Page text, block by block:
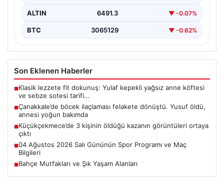
ALTIN 6491.3 ▼ -0.07%
BTC 3065129 ▼ -0.62%
Son Eklenen Haberler
■Klasik lezzete fit dokunuş: Yulaf kepekli yağsız anne köftesi
ve sebze sotesi tarifi…
■Çanakkale’de böcek ilaçlaması felakete dönüştü. Yusuf öldü,
annesi yoğun bakımda
■Küçükçekmece’de 3 kişinin öldüğü kazanın görüntüleri ortaya
çıktı
■04 Ağustos 2026 Salı Gününün Spor Programı ve Maç
Bilgileri
■Bahçe Mutfakları ve Şık Yaşam Alanları